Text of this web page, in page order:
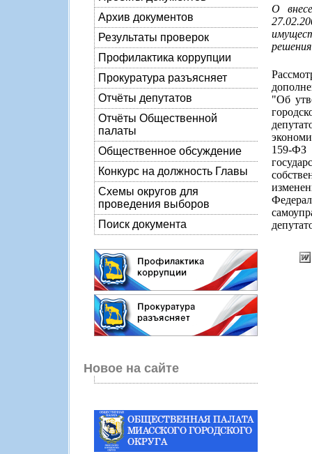
Архив документов
Результаты проверок
Профилактика коррупции
Прокуратура разъясняет
Отчёты депутатов
Отчёты Общественной
палаты
Общественное обсуждение
Конкурс на должность Главы
Схемы округов для
проведения выборов
Поиск документа
Новое на сайте
О
"Об
159-